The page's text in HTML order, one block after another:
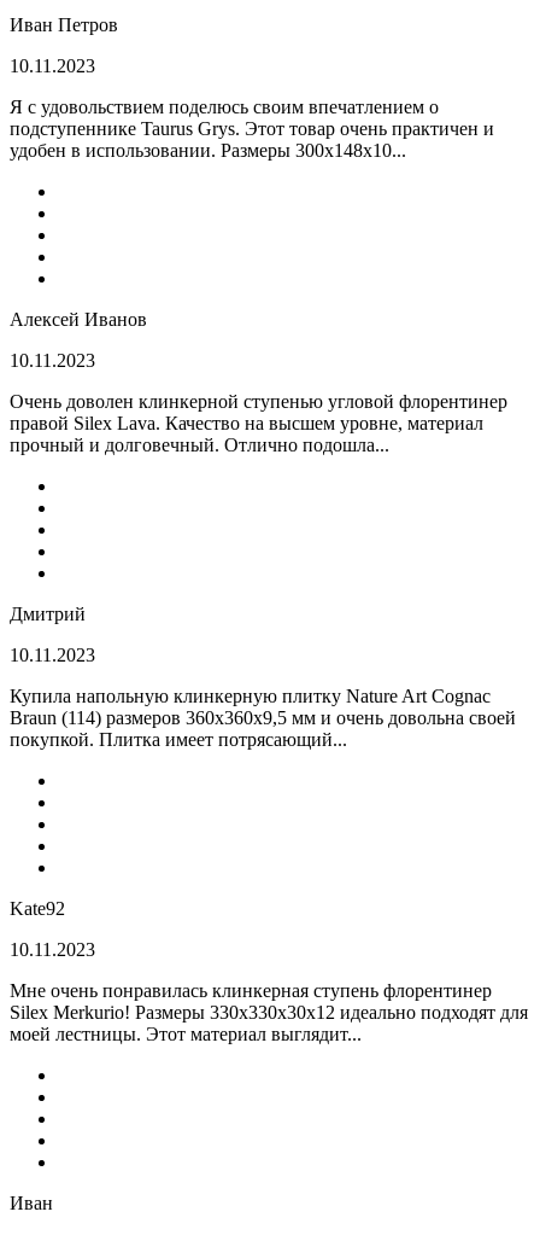
Иван Петров
10.11.2023
Я с удовольствием поделюсь своим впечатлением о
подступеннике Taurus Grys. Этот товар очень практичен и
удобен в использовании. Размеры 300х148х10...
Алексей Иванов
10.11.2023
Очень доволен клинкерной ступенью угловой флорентинер
правой Silex Lava. Качество на высшем уровне, материал
прочный и долговечный. Отлично подошла...
Дмитрий
10.11.2023
Купила напольную клинкерную плитку Nature Art Cognac
Braun (114) размеров 360x360x9,5 мм и очень довольна своей
покупкой. Плитка имеет потрясающий...
Kate92
10.11.2023
Мне очень понравилась клинкерная ступень флорентинер
Silex Merkurio! Размеры 330х330х30х12 идеально подходят для
моей лестницы. Этот материал выглядит...
Иван